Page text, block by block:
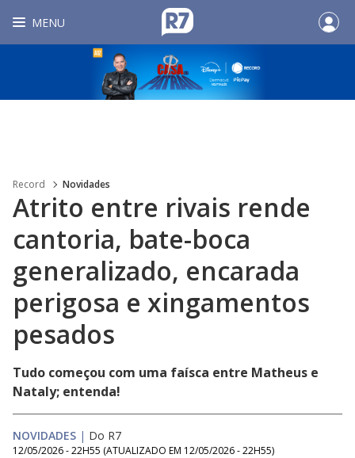
MENU
Record Novidades
Atrito entre rivais rende
cantoria, bate-boca
generalizado, encarada
perigosa e xingamentos
pesados
Tudo começou com uma faísca entre Matheus e
Nataly; entenda!
NOVIDADES | Do R7
12/05/2026 - 22H55 (ATUALIZADO EM 12/05/2026 - 22H55)